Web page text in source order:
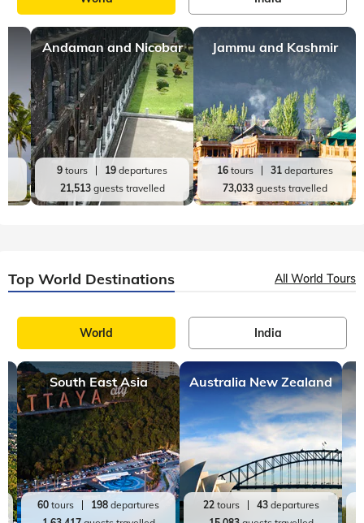
Andaman and Nicobar
9 tours 19 departures
21,513guests travelled
Jammu and Kashmir
16tours 31departures
73,033guests travelled
Top World Destinations All World Tours
World India
South East Asia
60 tours 198 departures
Australia New Zealand
22tours 43departures